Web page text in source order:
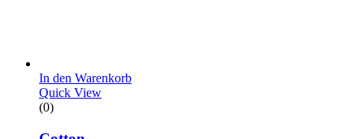
In den Warenkorb
Quick View
(0)